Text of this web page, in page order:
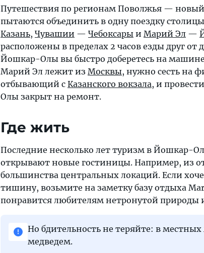
которых
вам
точно
захочется
узнать
больше.
Читайте
на
посмотреть
столице
Марий
Путешествия по регионам Поволжья —
пытаются объединить в одну поездку столицы
Казань, Чувашии — Чебоксары и Марий Эл —
расположены в пределах 2 часов езды друг от
Йошкар-Олы вы быстро доберетесь на
Марий Эл лежит из Москвы, нужно сесть на
отбывающий с Казанского вокзала, и
Олы закрыт на ремонт.
Где жить
Последние несколько лет туризм в Йошкар-
открывают новые гостиницы. Например, из
большинства центральных локаций. Если
тишину, возьмите на заметку базу отдыха
понравится любителям нетронутой природы
Но бдительность не теряйте: в местных
медведем.